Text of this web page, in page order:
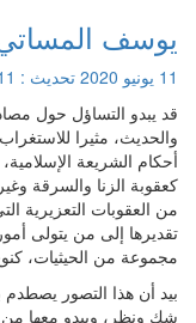
يوسف
11 يونيو 2020 تحديث : 11
قد يبدو التساؤل حول
والحديث، مثيرا
أحكام الشريعة
كعقوبة الزنا والسرقة
من العقوبات التعزيرية
تقديرها إلى من يتولى
مجموعة من الحيثيات،
بيد أن هذا التصور يصطدم
شك ونظر، ويبدو معها